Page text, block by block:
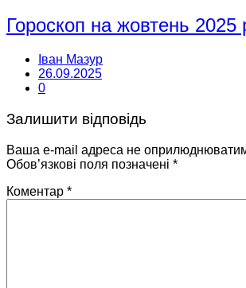
Гороскоп на жовтень 2025
Іван Мазур
26.09.2025
0
Залишити відповідь
Ваша e-mail адреса не
Обов’язкові поля позначені *
Коментар *